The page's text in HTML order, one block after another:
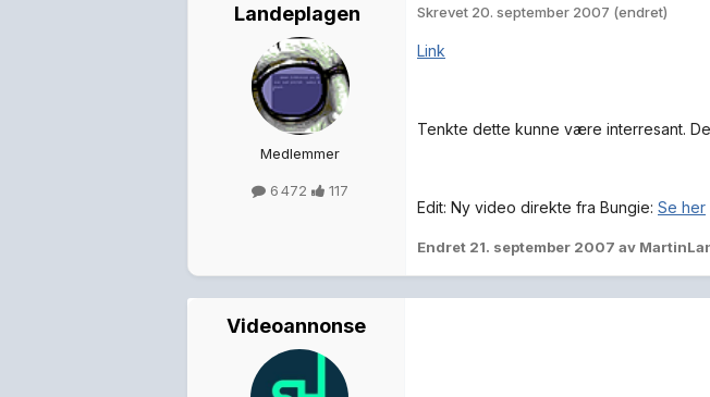
Landeplagen
Medlemmer
6 472 117
Skrevet 20. september 2007 (endret)
Link
Tenkte dette kunne være interresant.
Edit: Ny video direkte fra Bungie: Se her
Endret 21. september 2007 av
Videoannonse